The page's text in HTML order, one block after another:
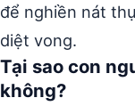
để nghiền nát
diệt vong.
Tại sao con
không?